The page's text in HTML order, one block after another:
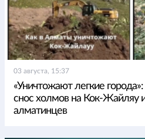
03 августа, 15:37
«Уничтожают легкие
снос холмов на Кок-Жайляу
алматинцев